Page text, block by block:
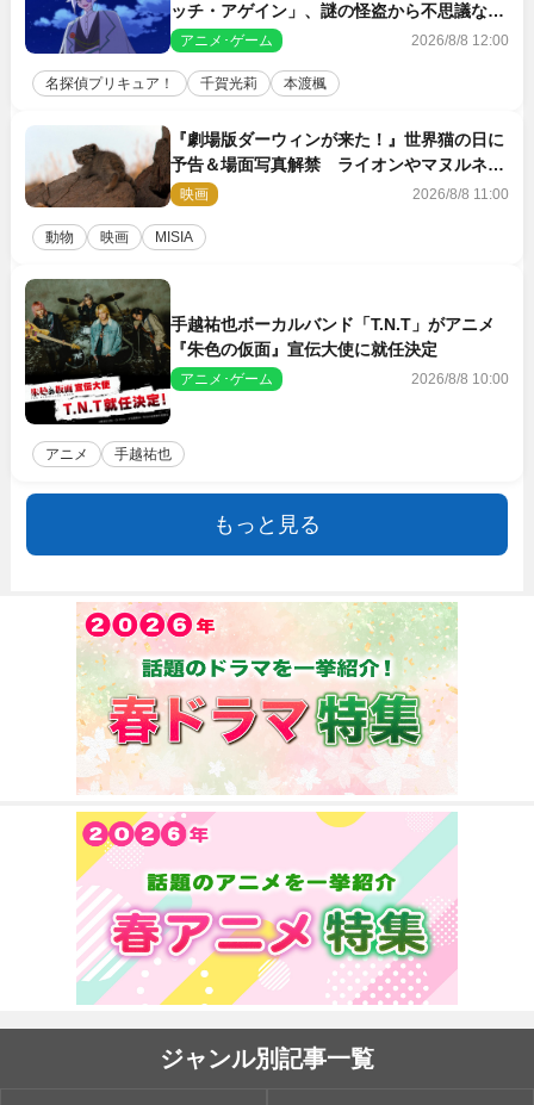
ッチ・アゲイン」、謎の怪盗から不思議な予
告状が届く
アニメ･ゲーム 2026/8/8 12:00
名探偵プリキュア！ 千賀光莉 本渡楓
『劇場版ダーウィンが来た！』世界猫の日に
予告＆場面写真解禁 ライオンやマヌルネコ
の赤ちゃんが大集合
映画 2026/8/8 11:00
動物 映画 MISIA
手越祐也ボーカルバンド「T.N.T」がアニメ
『朱色の仮面』宣伝大使に就任決定
アニメ･ゲーム 2026/8/8 10:00
アニメ 手越祐也
もっと見る
ジャンル別記事一覧